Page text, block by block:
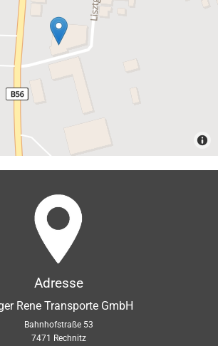
Adresse
Rene Transporte GmbH
Bahnhofstraße 53
7471 Rechnitz